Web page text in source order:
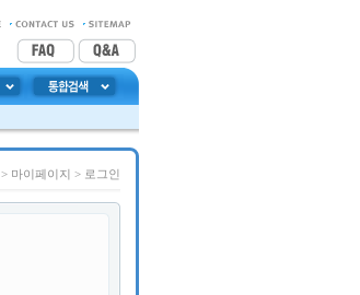
> 마이페이지 > 로그인